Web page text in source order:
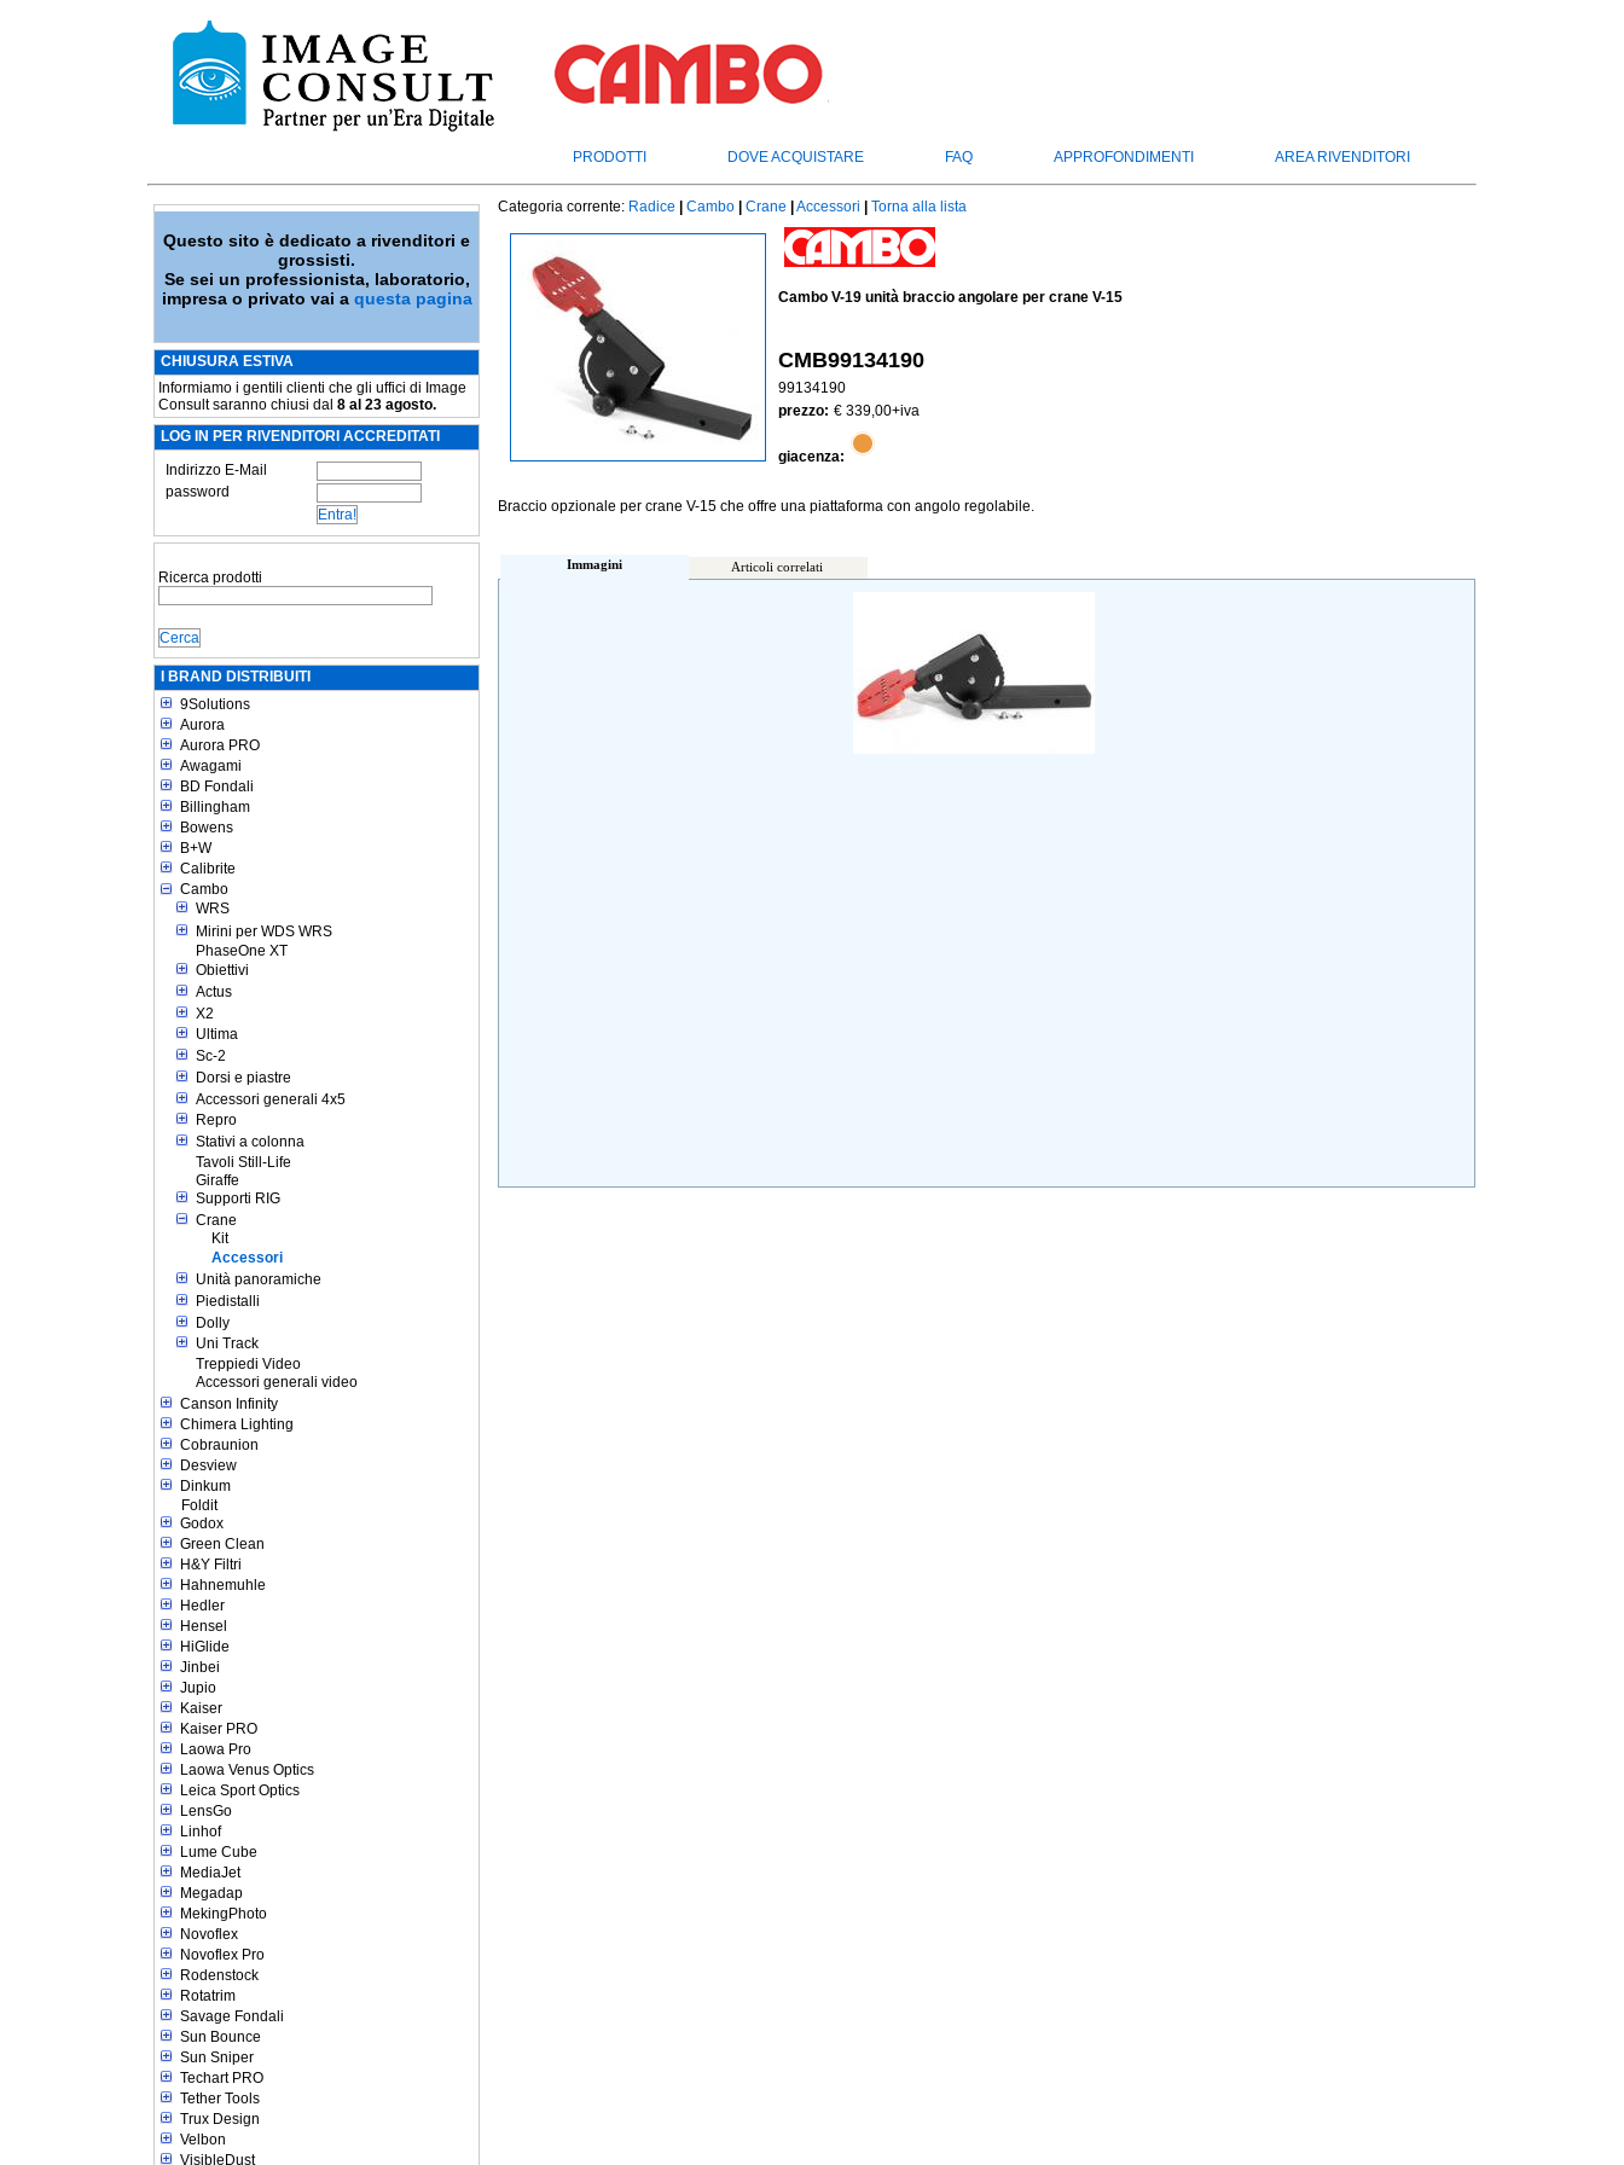
PRODOTTI DOVE ACQUISTARE FAQ APPROFONDIMENTI AREA RIVENDITORI
Questo sito è dedicato a rivenditori e
grossisti.
Se sei un professionista, laboratorio,
impresa o privato vai a questa pagina
CHIUSURA ESTIVA
Informiamo i gentili clienti che gli uffici di Image
Consult saranno chiusi dal 8 al 23 agosto.
LOG IN PER RIVENDITORI ACCREDITATI
Indirizzo E-Mail
password
Ricerca prodotti
I BRAND DISTRIBUITI
9Solutions
Aurora
Aurora PRO
Awagami
BD Fondali
Billingham
Bowens
B+W
Calibrite
Cambo
WRS
Mirini per WDS WRS
PhaseOne XT
Obiettivi
Actus
X2
Ultima
Sc-2
Dorsi e piastre
Accessori generali 4x5
Repro
Stativi a colonna
Tavoli Still-Life
Giraffe
Supporti RIG
Crane
Kit
Accessori
Unità panoramiche
Piedistalli
Dolly
Uni Track
Treppiedi Video
Accessori generali video
Canson Infinity
Chimera Lighting
Cobraunion
Desview
Dinkum
Foldit
Godox
Green Clean
H&Y Filtri
Hahnemuhle
Hedler
Hensel
HiGlide
Jinbei
Jupio
Kaiser
Kaiser PRO
Laowa Pro
Laowa Venus Optics
Leica Sport Optics
LensGo
Linhof
Lume Cube
MediaJet
Megadap
MekingPhoto
Novoflex
Novoflex Pro
Rodenstock
Rotatrim
Savage Fondali
Sun Bounce
Sun Sniper
Techart PRO
Tether Tools
Trux Design
Velbon
VisibleDust
Categoria corrente: Radice Cambo Crane Accessori Torna alla lista
Cambo V-19 unità braccio angolare per crane V-15
CMB99134190
99134190
prezzo: € 339,00+iva
giacenza:
Braccio opzionale per crane V-15 che offre una piattaforma con angolo regolabile.
Immagini Articoli correlati